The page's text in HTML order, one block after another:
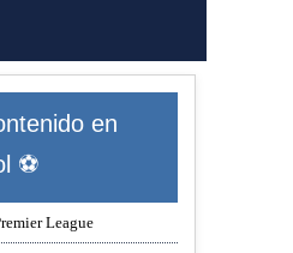
en
⚽
League